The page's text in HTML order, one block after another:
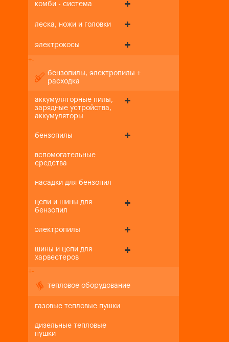
комби - система
леска, ножи и головки
электрокосы
+-
бензопилы, электропилы +
расходка
аккумуляторные пилы,
зарядные устройства,
аккумуляторы
бензопилы
вспомогательные
средства
насадки для бензопил
цепи и шины для
бензопил
электропилы
шины и цепи для
харвестеров
+-
тепловое оборудование
газовые тепловые пушки
дизельные тепловые
пушки